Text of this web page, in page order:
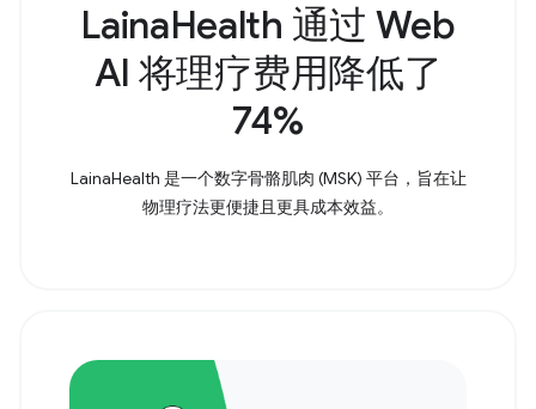
LainaHealth 通过 Web
AI 将理疗费用降低了
74%
LainaHealth 是一个数字骨骼肌肉 (MSK) 平台，旨在让
物理疗法更便捷且更具成本效益。